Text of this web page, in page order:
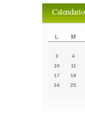
Calendario
L
M
3
4
10
11
17
18
24
25